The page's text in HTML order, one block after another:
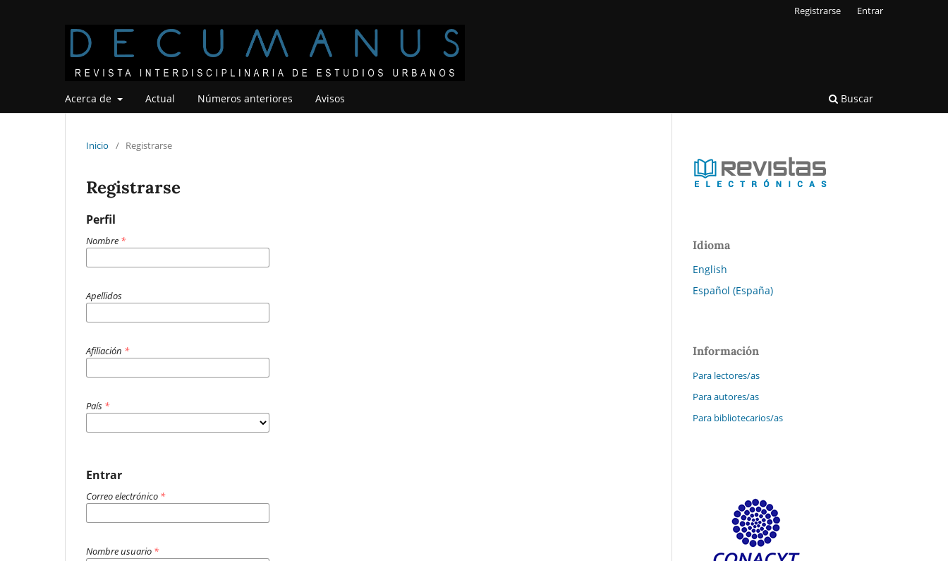
Acerca de Actual Números anteriores Avisos Buscar
Registrarse Entrar
Inicio / Registrarse
Registrarse
Perfil
Nombre *
Apellidos
Afiliación *
País *
Entrar
Correo electrónico *
Nombre usuario *
Idioma
English
Español (España)
Información
Para lectores/as
Para autores/as
Para bibliotecarios/as